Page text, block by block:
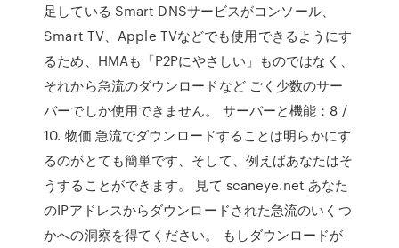
足している Smart DNSサービスがコンソール、
Smart TV、Apple TVなどでも使用できるようにす
るため、HMAも「P2Pにやさしい」ものではなく、
それから急流のダウンロードなど ごく少数のサー
バーでしか使用できません。 サーバーと機能：8 /
10. 物価 急流でダウンロードすることは明らかにす
るのがとても簡単です、そして、例えばあなたはそ
うすることができます。 見て scaneye.net あなた
のIPアドレスからダウンロードされた急流のいくつ
かへの洞察を得てください。 もしダウンロードが